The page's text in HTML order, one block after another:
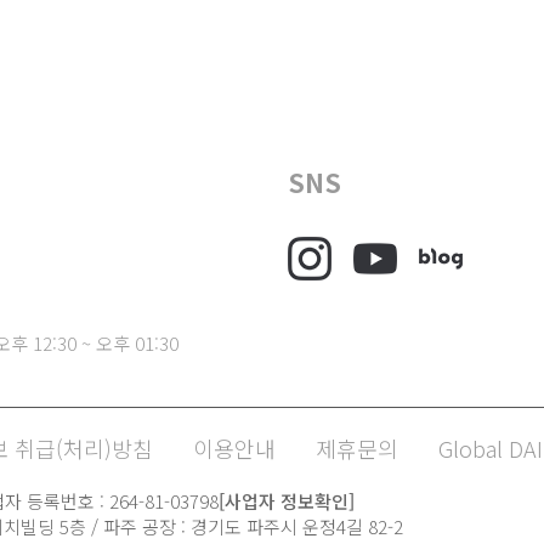
후 12:30 ~ 오후 01:30
SNS
취급(처리)방침 이용안내 제휴문의 Global
등록번호 : 264-81-03798[사업자 정보확인]
빌딩 5층 / 파주 공장 : 경기도 파주시 운정4길 82-2